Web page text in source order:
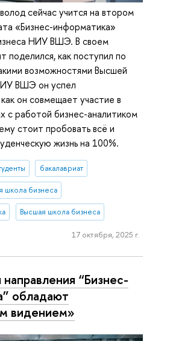
сейчас учится на втором
«Бизнес-информатика»
НИУ ВШЭ. В своем
поделился, как поступил по
возможностями Высшей
ВШЭ он успел
как он совмещает участие в
с работой бизнес-аналитиком
стоит пробовать всё и
жизнь на 100%.
бакалавриат
школа бизнеса
Высшая школа бизнеса
17 октября, 2025 г.
“Бизнес-
обладают
видением»